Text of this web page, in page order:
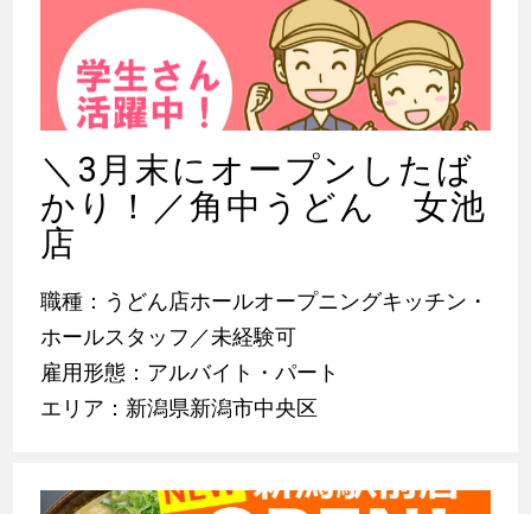
＼3月末にオープンしたば
かり！／角中うどん 女池
店
職種：うどん店ホールオープニングキッチン・
ホールスタッフ／未経験可
雇用形態：アルバイト・パート
エリア：新潟県新潟市中央区